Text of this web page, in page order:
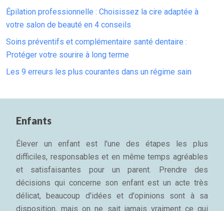
Épilation professionnelle : Choisissez la cire adaptée à
votre salon de beauté en 4 conseils
Soins préventifs et complémentaire santé dentaire :
Protéger votre sourire à long terme
Les 9 erreurs les plus courantes dans un régime sain
Enfants
Élever un enfant est l'une des étapes les plus
difficiles, responsables et en même temps agréables
et satisfaisantes pour un parent. Prendre des
décisions qui concerne son enfant est un acte très
délicat, beaucoup d'idées et d'opinions sont à sa
disposition, mais on ne sait jamais vraiment ce qui